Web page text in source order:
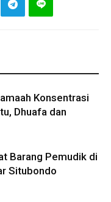
Konsentrasi
Dhuafa dan
Barang Pemudik di
Situbondo